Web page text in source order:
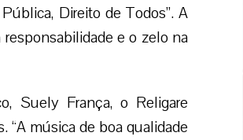
Direito de Todos”. A
e o zelo na
Suely França, o Religare
“A música de boa qualidade